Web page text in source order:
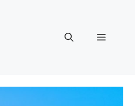
Menu